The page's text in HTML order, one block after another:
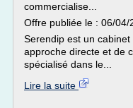
commercialise...
Offre publiée le : 06/04/
Serendip est un
approche directe et de
spécialisé dans le...
Lire la suite